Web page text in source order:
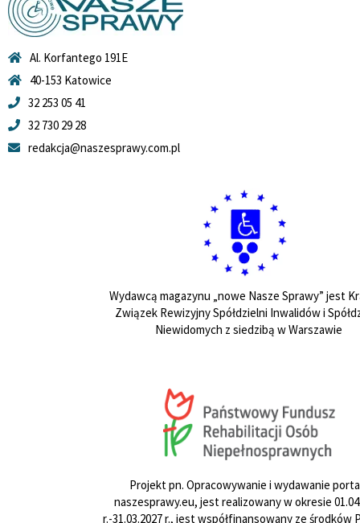
Al. Korfantego 191E
40-153 Katowice
32 253 05 41
32 730 29 28
redakcja@naszesprawy.com.pl
Wydawcą magazynu „nowe Nasze Sprawy” jest
Związek Rewizyjny Spółdzielni Inwalidów i
Niewidomych z siedzibą w Warszawie
Projekt pn. Opracowywanie i wydawanie
naszesprawy.eu, jest realizowany w okresie
r.-31.03.2027 r., jest współfinansowany ze środków